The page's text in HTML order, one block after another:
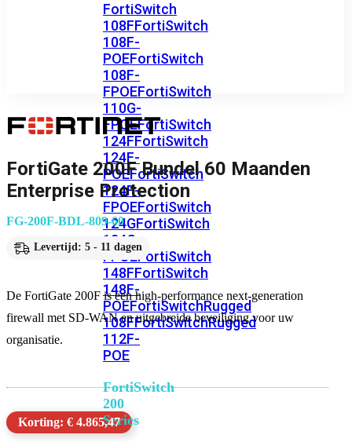
FortiSwitch
108FFortiSwitch
108F-
POEFortiSwitch
108F-
FPOEFortiSwitch
110G-
FPOEFortiSwitch
124FFortiSwitch
124F-
POEFortiSwitch
124F-
FPOEFortiSwitch
124GFortiSwitch
124G-
FPOEFortiSwitch
148FFortiSwitch
148F-
POEFortiSwitchRugged
108FFortiSwitchRugged
112F-
POE
FortiSwitch
200
Series
FortiGate 200F Bundel 60 Maanden
Enterprise Protection
FG-200F-BDL-809-60
Levertijd: 5 - 11 dagen
De FortiGate 200F is een high-performance next-generation
firewall met SD-WAN en uitgebreide beveiliging voor uw
organisatie.
Korting: € 4.865,47